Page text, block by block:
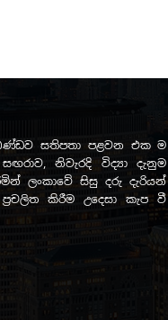
සතිපතා පළවන එක ම
නිවැරදි විද්‍යා දැනුම
ලංකාවේ සිසු දරු දැරියන්
කිරීම උදෙසා කැප වී